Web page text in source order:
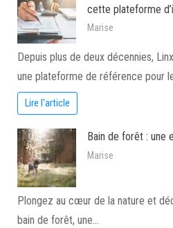
cette plateforme
Marise
Depuis plus de deux décennies,
une plateforme de référence pour
Lire l'article
Bain de forêt : une
Marise
Plongez au cœur de la nature et
bain de forêt, une…